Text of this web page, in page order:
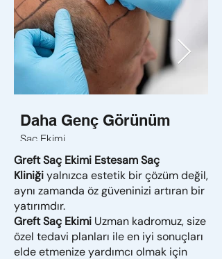
Daha Genç Görünüm
Saç Ekimi
Greft Saç Ekimi Estesam Saç
Kliniğiyalnızca estetik bir çözüm değil,
aynı zamanda öz güveninizi artıran bir
yatırımdır.
Greft Saç Ekimi Uzman kadromuz, size
özel tedavi planları ile en iyi sonuçları
elde etmenize yardımcı olmak için